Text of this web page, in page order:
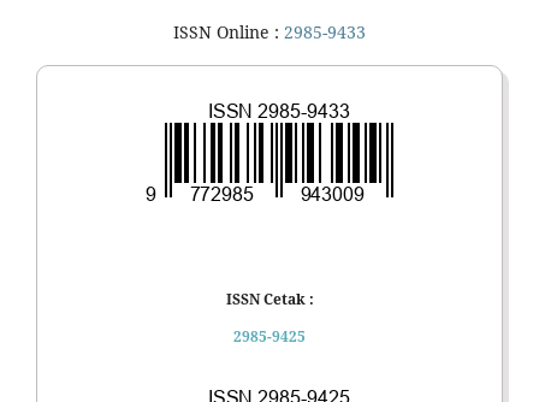
ISSN Online : 2985-9433
ISSN Cetak :
2985-9425